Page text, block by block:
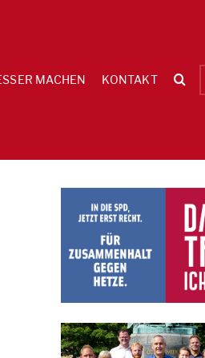
MACHEN KONTAKT